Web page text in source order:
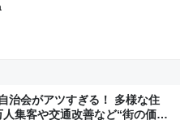
治会がアツすぎる！ 多様な住
集客や交通改善など“街の価値